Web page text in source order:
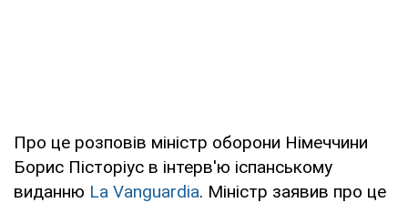
Про це розповів міністр оборони Німеччини
Борис Пісторіус в інтерв'ю іспанському
виданню La Vanguardia. Міністр заявив про це